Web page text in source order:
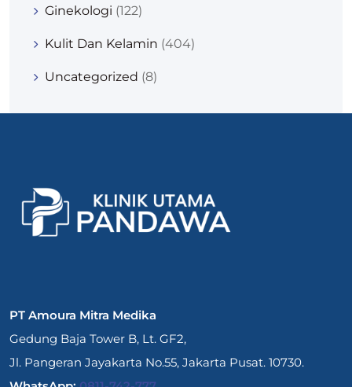
Ginekologi (122)
Kulit Dan Kelamin (404)
Uncategorized (8)
PT Amoura Mitra Medika
Gedung Baja Tower B, Lt. GF2,
Jl. Pangeran Jayakarta No.55, Jakarta Pusat. 10730.